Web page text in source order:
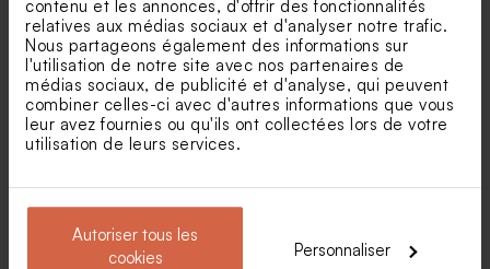
contenu et les annonces, d'offrir des fonctionnalités
relatives aux médias sociaux et d'analyser notre trafic.
Nous partageons également des informations sur
l'utilisation de notre site avec nos partenaires de
médias sociaux, de publicité et d'analyse, qui peuvent
combiner celles-ci avec d'autres informations que vous
leur avez fournies ou qu'ils ont collectées lors de votre
utilisation de leurs services.
Autoriser tous les
cookies
Personnaliser
Carte de remerciement
mariage Amour pour
toujours
Carte de remerciements
mariage couronne
Voir toute la collection Carte
remerciement mariage